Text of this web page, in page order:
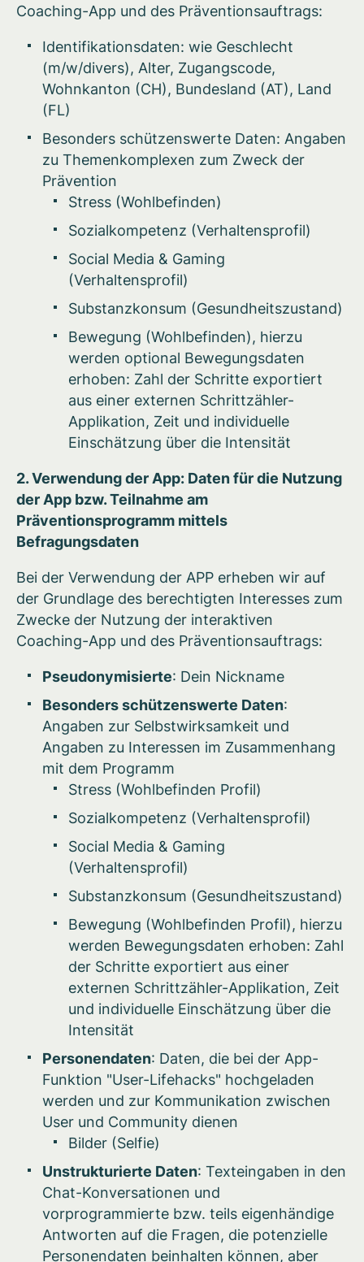
Coaching-App und des Präventionsauftrags:
Identifikationsdaten: wie Geschlecht
(m/w/divers), Alter, Zugangscode,
Wohnkanton (CH), Bundesland (AT), Land
(FL)
Besonders schützenswerte Daten: Angaben
zu Themenkomplexen zum Zweck der
Prävention
Stress (Wohlbefinden)
Sozialkompetenz (Verhaltensprofil)
Social Media & Gaming
(Verhaltensprofil)
Substanzkonsum (Gesundheitszustand)
Bewegung (Wohlbefinden), hierzu
werden optional Bewegungsdaten
erhoben: Zahl der Schritte exportiert
aus einer externen Schrittzähler-
Applikation, Zeit und individuelle
Einschätzung über die Intensität
2. Verwendung der App: Daten für die Nutzung
der App bzw. Teilnahme am
Präventionsprogramm mittels
Befragungsdaten
Bei der Verwendung der APP erheben wir auf
der Grundlage des berechtigten Interesses zum
Zwecke der Nutzung der interaktiven
Coaching-App und des Präventionsauftrags:
Pseudonymisierte: Dein Nickname
Besonders schützenswerte Daten:
Angaben zur Selbstwirksamkeit und
Angaben zu Interessen im Zusammenhang
mit dem Programm
Stress (Wohlbefinden Profil)
Sozialkompetenz (Verhaltensprofil)
Social Media & Gaming
(Verhaltensprofil)
Substanzkonsum (Gesundheitszustand)
Bewegung (Wohlbefinden Profil), hierzu
werden Bewegungsdaten erhoben: Zahl
der Schritte exportiert aus einer
externen Schrittzähler-Applikation, Zeit
und individuelle Einschätzung über die
Intensität
Personendaten: Daten, die bei der App-
Funktion "User-Lifehacks" hochgeladen
werden und zur Kommunikation zwischen
User und Community dienen
Bilder (Selfie)
Unstrukturierte Daten: Texteingaben in den
Chat-Konversationen und
vorprogrammierte bzw. teils eigenhändige
Antworten auf die Fragen, die potenzielle
Personendaten beinhalten können, aber